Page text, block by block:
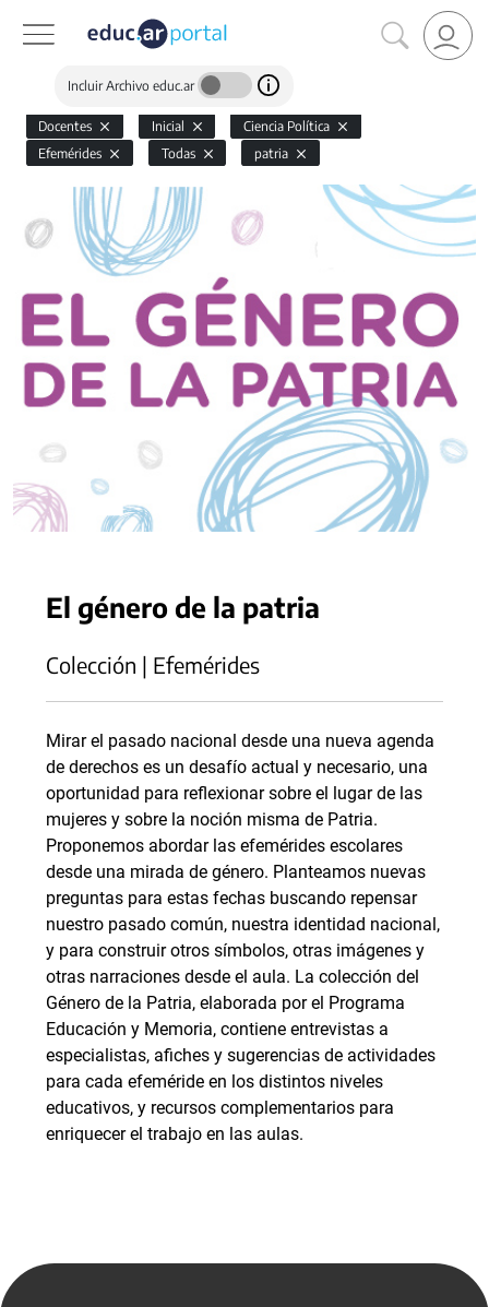
Incluir Archivo educ.ar
Docentes Inicial
Ciencia Política
Efemérides
Todas patria
El género de la patria
Colección | Efemérides
Mirar el pasado nacional desde una nueva agenda
de derechos es un desafío actual y necesario, una
oportunidad para reflexionar sobre el lugar de las
mujeres y sobre la noción misma de Patria.
Proponemos abordar las efemérides escolares
desde una mirada de género. Planteamos nuevas
preguntas para estas fechas buscando repensar
nuestro pasado común, nuestra identidad nacional,
y para construir otros símbolos, otras imágenes y
otras narraciones desde el aula. La colección del
Género de la Patria, elaborada por el Programa
Educación y Memoria, contiene entrevistas a
especialistas, afiches y sugerencias de actividades
para cada efeméride en los distintos niveles
educativos, y recursos complementarios para
enriquecer el trabajo en las aulas.